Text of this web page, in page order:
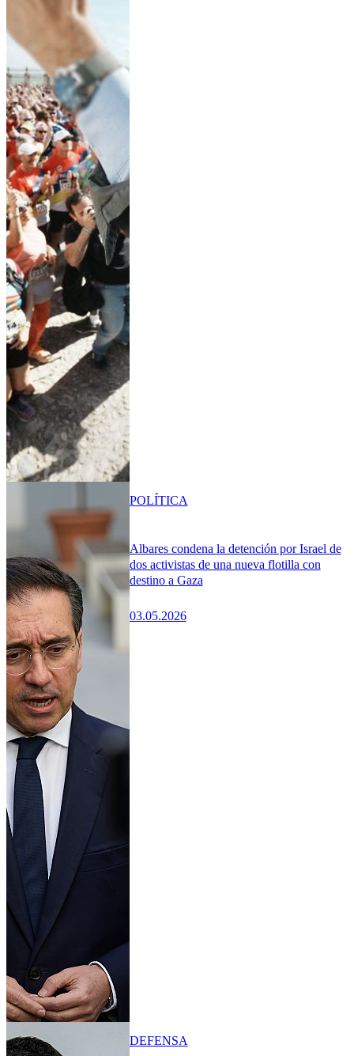
Albares condena la detención por Israel de
dos activistas de una nueva flotilla con
destino a Gaza
03.05.2026
POLÍTICA
DEFENSA